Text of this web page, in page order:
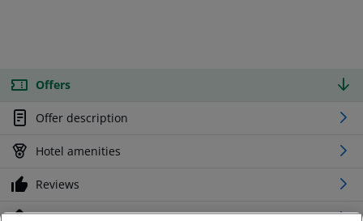
Offers
Offer description
Hotel amenities
Reviews
Location